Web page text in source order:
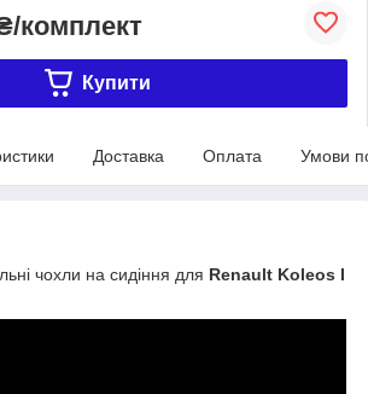
комплект
Купити
Доставка Оплата Умови
чохли на сидіння для Renault Koleos I